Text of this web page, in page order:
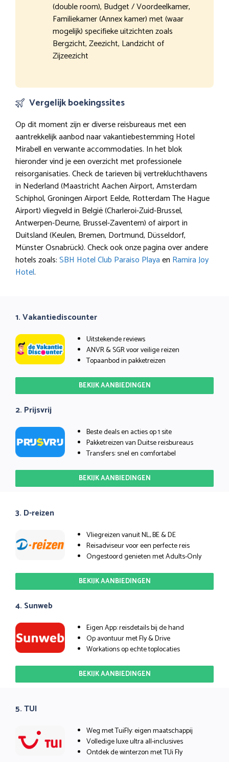
(double room), Budget / Voordeelkamer,
Familiekamer (Annex kamer) met (waar
mogelijk) specifieke uitzichten zoals
Bergzicht, Zeezicht, Landzicht of
Zijzeezicht
Vergelijk boekingssites
Op dit moment zijn er diverse reisbureaus met een
aantrekkelijk aanbod naar vakantiebestemming Hotel
Mirabell en verwante accommodaties. In het blok
hieronder vind je een overzicht met professionele
reisorganisaties. Check de tarieven bij vertrekluchthavens
in Nederland (Maastricht Aachen Airport, Amsterdam
Schiphol, Groningen Airport Eelde, Rotterdam The Hague
Airport) vliegveld in België (Charleroi-Zuid-Brussel,
Antwerpen-Deurne, Brussel-Zaventem) of airport in
Duitsland (Keulen, Bremen, Dortmund, Düsseldorf,
Münster Osnabrück). Check ook onze pagina over andere
hotels zoals:SBH Hotel Club Paraiso Playaen Ramira Joy
Hotel.
1. Vakantiediscounter
Uitstekende reviews
ANVR & SGR voor veilige reizen
Topaanbod in pakketreizen
BEKIJK AANBIEDINGEN
2. Prijsvrij
Beste deals en acties op 1 site
Pakketreizen van Duitse reisbureaus
Transfers: snel en comfortabel
BEKIJK AANBIEDINGEN
3. D-reizen
Vliegreizen vanuit NL, BE & DE
Reisadviseur voor een perfecte reis
Ongestoord genieten met Adults-Only
BEKIJK AANBIEDINGEN
4. Sunweb
Eigen App: reisdetails bij de hand
Op avontuur met Fly & Drive
Workations op echte toplocaties
BEKIJK AANBIEDINGEN
5. TUI
Weg met TuiFly: eigen maatschappij
Volledige luxe ultra all-inclusives
Ontdek de winterzon met TUi Fly